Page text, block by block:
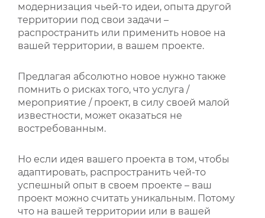
модернизация чьей-то идеи, опыта другой
территории под свои задачи –
распространить или применить новое на
вашей территории, в вашем проекте.
Предлагая абсолютно новое нужно также
помнить о рисках того, что услуга /
мероприятие / проект, в силу своей малой
известности, может оказаться не
востребованным.
Но если идея вашего проекта в том, чтобы
адаптировать, распространить чей-то
успешный опыт в своем проекте – ваш
проект можно считать уникальным. Потому
что на вашей территории или в вашей